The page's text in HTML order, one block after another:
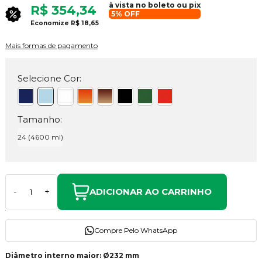
R$ 354,34
à vista no boleto ou pix
5% OFF
Economize R$ 18,65
Mais formas de pagamento
Selecione Cor:
Tamanho:
24 (4600 ml)
- + ADICIONAR AO CARRINHO
Compre Pelo WhatsApp
Diâmetro interno maior: Ø232 mm